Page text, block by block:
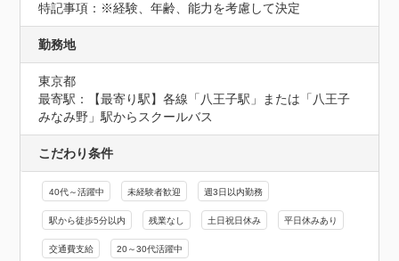
特記事項：※経験、年齢、能力を考慮して決定
勤務地
東京都
最寄駅：【最寄り駅】各線「八王子駅」または「八王子
みなみ野」駅からスクールバス
こだわり条件
40代～活躍中 未経験者歓迎 週3日以内勤務
駅から徒歩5分以内 残業なし 土日祝日休み 平日休みあり
交通費支給 20～30代活躍中